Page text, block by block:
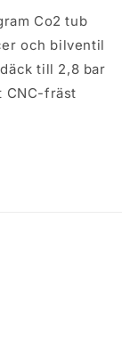
Co2 tub
och bilventil
till 2,8 bar
CNC-fräst